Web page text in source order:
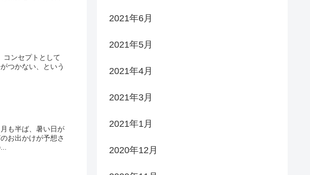
コンセプトとして
つかない、という
も半ば、暑い日が
お出かけが予想さ
2021年6月
2021年5月
2021年4月
2021年3月
2021年1月
2020年12月